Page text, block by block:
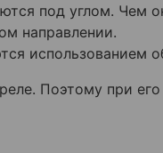
под углом. Чем
направлении.
использованием
Поэтому при